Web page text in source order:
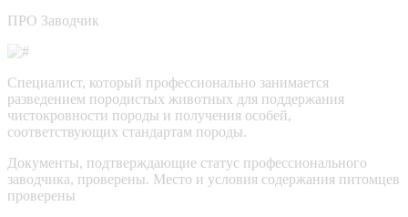
ПРО Заводчик
Специалист, который профессионально занимается
разведением породистых животных для поддержания
чистокровности породы и получения особей,
соответствующих стандартам породы.
Документы, подтверждающие статус профессионального
заводчика, проверены. Место и условия содержания питомцев
проверены